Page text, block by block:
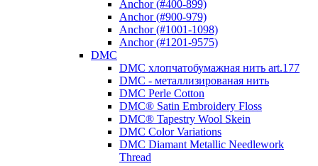
Anchor (#400-899)
Anchor (#900-979)
Anchor (#1001-1098)
Anchor (#1201-9575)
DMC
DMC хлопчатобумажная нить art.177
DMC - металлизированая нить
DMC Perle Cotton
DMC® Satin Embroidery Floss
DMC® Tapestry Wool Skein
DMC Color Variations
DMC Diamant Metallic Needlework
Thread